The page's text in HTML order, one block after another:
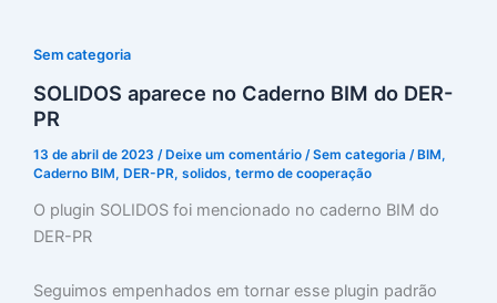
Sem categoria
SOLIDOS aparece no Caderno BIM do DER-
PR
13 de abril de 2023 /Deixe um comentário /Sem categoria /BIM,
Caderno BIM, DER-PR, solidos, termo de cooperação
O plugin SOLIDOS foi mencionado no caderno BIM do
DER-PR
Seguimos empenhados em tornar esse plugin padrão